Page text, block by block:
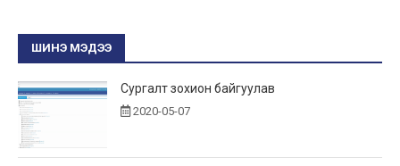
ШИНЭ МЭДЭЭ
Сургалт зохион байгуулав
2020-05-07